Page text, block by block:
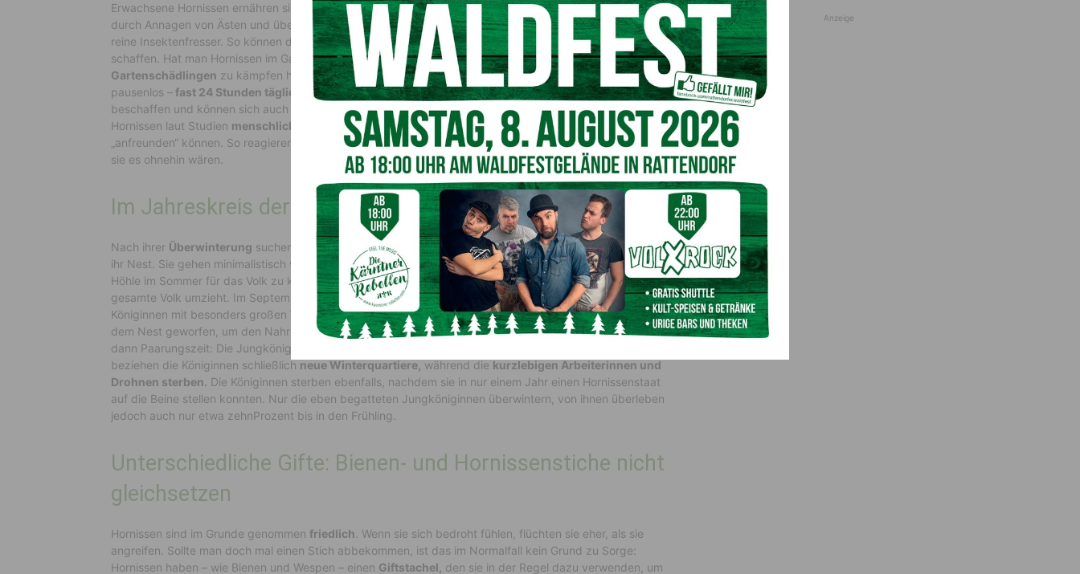
Erwachsene Hornissen ernähren sich vonNektar, Fallobst und verschiedenen Pflanzensäften,an die sie
durch Annagen von Ästen und über Baumwunden kommen.
Im Larvenstadium sind Hornissen allerdings
reine Insektenfresser. So können die
Arbeiterinnen jeden Tag bis zu 500 Gramm Insektenins Nest
schaffen. Hat man Hornissen im Garten, wird man automatisch mitwenigerWespen, Fliegen, Käfern und
Gartenschädlingen zu kämpfen haben.Hornissen sind wahre Workaholics: Sie arbeiten
beinahe
pausenlos –fast 24 Stunden täglich – umNahrung, Wasser und Baumaterialfür ihre Nester zu
beschaffen und können sich auch in völliger Du kelheit gut orientieren. Erstaunlich ist auch, dass
Hornissen laut Studien menschliche Gesichter wiedererkennen und sich mit Menschen gewissermaßen
„anfreunden“ können. So reagieren sie bei ihnen bereits bekannten Personenwohlnoch entspannter als
sie es ohnehin wären.
Im Jahreskreis der Hornissen
Nach ihrer Überwinterung suchen sich die Hornissenköniginnen i m Frühlingeinengeeigneten Platz für
ihr Nest. Sie gehen minimalistisch vor und bauen vorerst ein kleines Nest – meist in Nisthöhlen. Wenn die
Höhle im Sommer für das Volk zu klein wird, wird kurzerhand ein größeres Nest gebaut , in das das
gesamte Volk umzieht. Im September wird dasneue,größereN
Drohnen (Männchen) und
Königinnen mit besonders großen Wabenausgestaltet. Wenig späterwerdenhäufig sukzessive Larven aus
dem Nest geworfen um den Nahrungsbedar f der Koloniebzw. des Volkszu reduzieren. Im Oktober
ist
dann Paarungszeit: Die Jungköniginnen
beziehen die Königinnen schließlich neue Winterquartiere während die kurzlebigen Arbeiterinnen und
Drohnen sterben. Die Königinnen sterben ebenfalls nachdem sie in nur einem Jahr einen Hornissenstaat
auf die Beine stellen konnten. Nur die eben begatteten Jungköniginnen überwintern, von ihnen überleben
jedoch auch nur etwa zehnProzent bis in den Frühling
Unterschiedliche Gifte: Bienen- und Hornissenstiche nicht
gleichsetzen
Hornissen sind im Grunde genommen friedlich . Wenn sie sich bedroht fühlen, flüchten sie eher, als sie
angreifen. Sollte man doch mal einen Stich abbekommen, ist das im Normalfall kein Grund zu Sorge:
Hornissen haben – wie Bienen und Wespen – einen Giftstachel, den sie in der Regel dazu verwenden, um
Anzeige